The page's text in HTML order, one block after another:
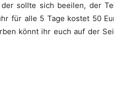
sollte sich beeilen, der
für alle 5 Tage kostet 50
könnt ihr euch auf der